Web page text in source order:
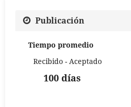
Publicación
Tiempo promedio
Recibido - Aceptado
100 días